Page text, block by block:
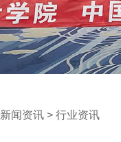
新闻资讯 > 行业资讯